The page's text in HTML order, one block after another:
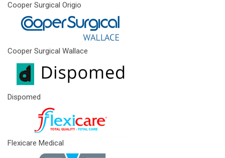
Cooper Surgical Origio
Cooper Surgical Wallace
Dispomed
Flexicare Medical